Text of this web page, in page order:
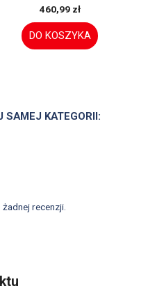
460,99 zł
DO KOSZYKA
SAMEJ KATEGORII:
recenzji.